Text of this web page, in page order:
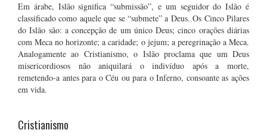
Em árabe, Islão significa “submissão”, e um seguidor do Islão é
classificado como aquele que se “submete” a Deus. Os Cinco Pilares
do Islão são: a concepção de um único Deus; cinco orações diárias
com Meca no horizonte; a caridade; o jejum; a peregrinação a Meca.
Analogamente ao Cristianismo, o Islão proclama que um Deus
misericordiosos não aniquilará o indivíduo após a morte,
remetendo-a antes para o Céu ou para o Inferno, consoante as ações
em vida.
Cristianismo